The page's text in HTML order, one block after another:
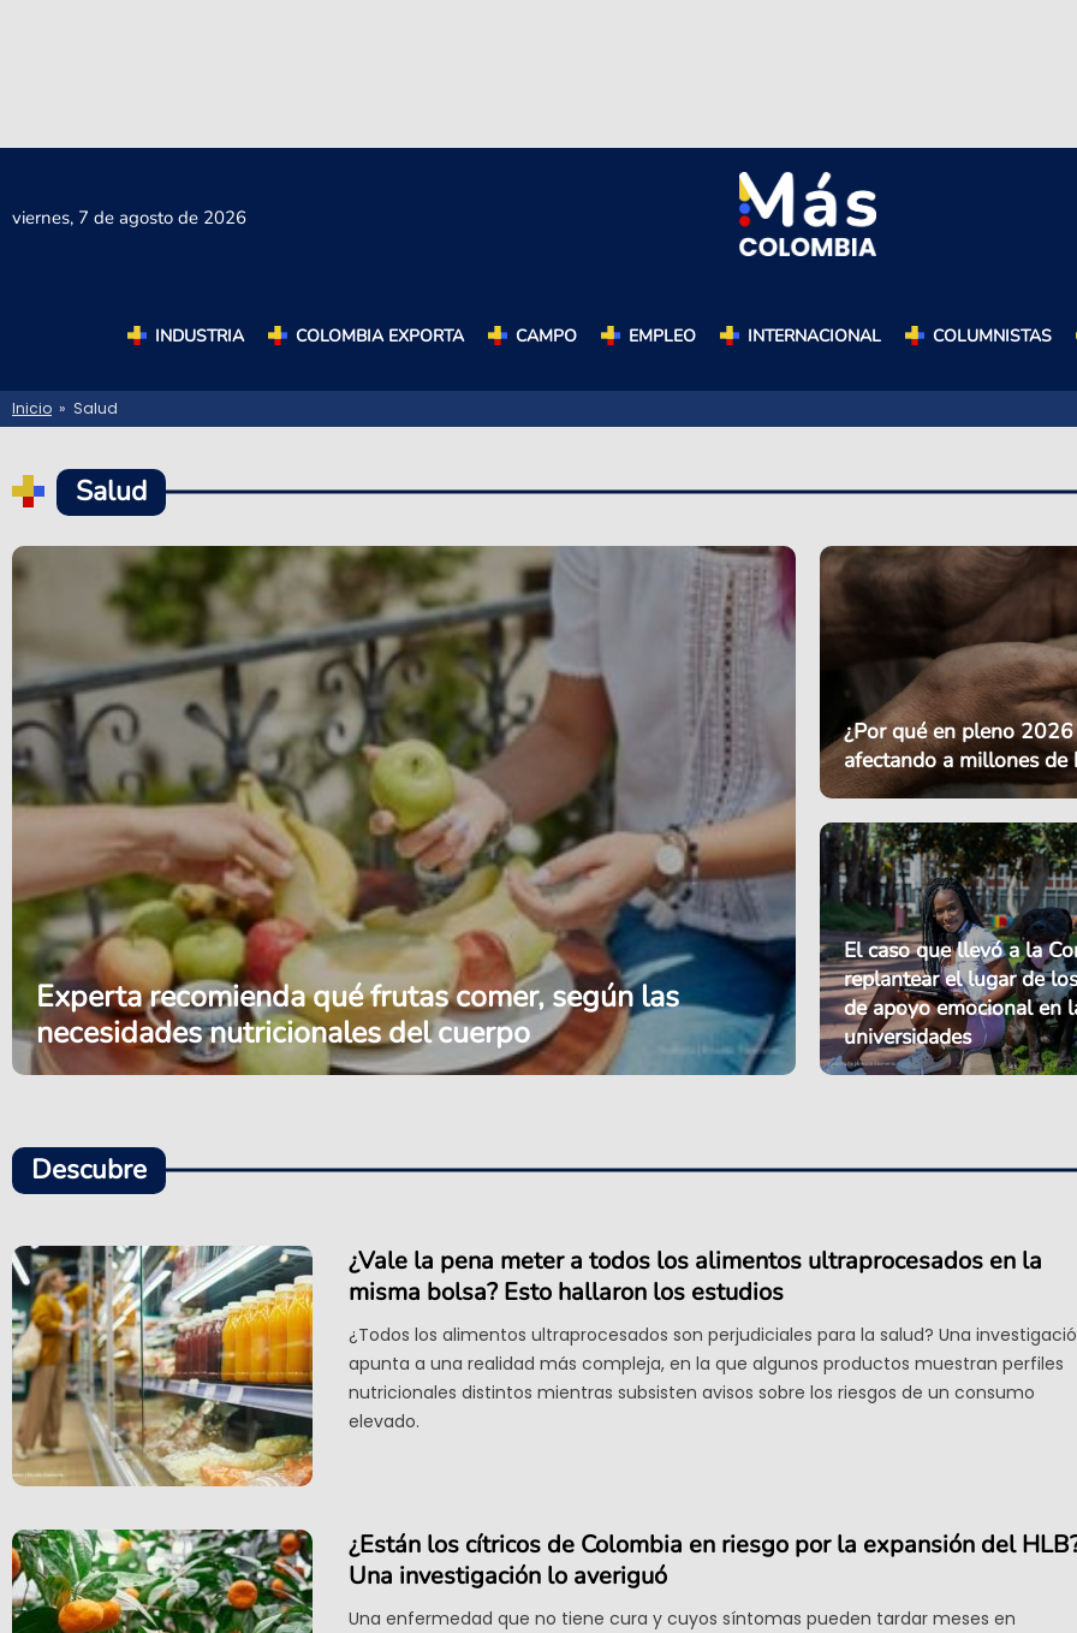
viernes, 7 de agosto de 2026
INDUSTRIA COLOMBIA EXPORTA CAMPO EMPLEO INTERNACIONAL COLUMNISTAS
Inicio » Salud
Salud
Experta recomienda qué frutas comer, según las
necesidades nutricionales del cuerpo
¿Por qué en pleno
afectando a millones de
El caso que llevó a la
replantear el lugar de
de apoyo emocional en
universidades
Descubre
¿Vale la pena meter a todos los alimentos ultraprocesados en la
misma bolsa? Esto hallaron los estudios
¿Todos los alimentos ultraprocesados son perjudiciales para la salud? Una
apunta a una realidad más compleja, en la que algunos productos muestran perfiles
nutricionales distintos mientras subsisten avisos sobre los riesgos de un consumo
elevado.
¿Están los cítricos de Colombia en riesgo por la expansión del
Una investigación lo averiguó
Una enfermedad que no tiene cura y cuyos síntomas pueden tardar meses en